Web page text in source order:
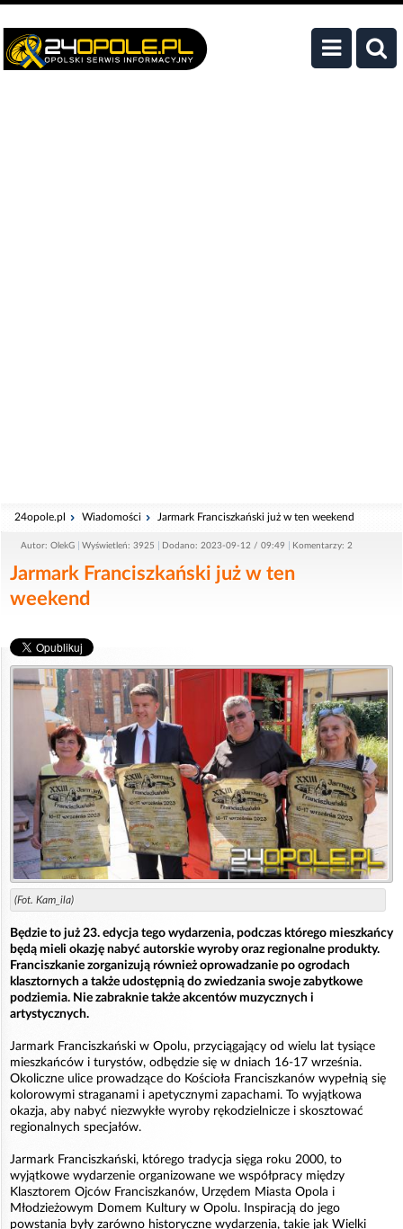
24opole.pl Wiadomości Jarmark Franciszkański już w ten weekend
Autor: OlekG Wyświetleń: 3925 Dodano: 2023-09-12 / 09:49 Komentarzy: 2
Jarmark Franciszkański już w ten
weekend
(Fot. Kam_ila)
Będzie to już 23. edycja tego wydarzenia, podczas którego mieszkańcy
będą mieli okazję nabyć autorskie wyroby oraz regionalne produkty.
Franciszkanie zorganizują również oprowadzanie po ogrodach
klasztornych a także udostępnią do zwiedzania swoje zabytkowe
podziemia. Nie zabraknie także akcentów muzycznych i
artystycznych.
Jarmark Franciszkański w Opolu, przyciągający od wielu lat tysiące
mieszkańców i turystów, odbędzie się w dniach 16-17 września.
Okoliczne ulice prowadzące do Kościoła Franciszkanów wypełnią się
kolorowymi straganami i apetycznymi zapachami. To wyjątkowa
okazja, aby nabyć niezwykłe wyroby rękodzielnicze i skosztować
regionalnych specjałów.
Jarmark Franciszkański, którego tradycja sięga roku 2000, to
wyjątkowe wydarzenie organizowane we współpracy między
Klasztorem Ojców Franciszkanów, Urzędem Miasta Opola i
Młodzieżowym Domem Kultury w Opolu. Inspiracją do jego
powstania były zarówno historyczne wydarzenia, takie jak Wielki